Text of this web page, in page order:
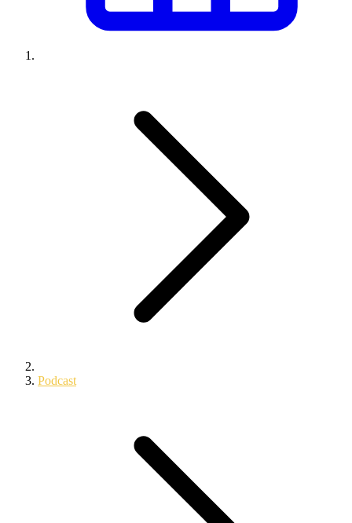
Podcast